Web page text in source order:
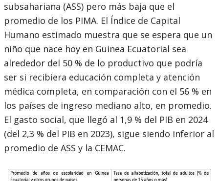
subsahariana (ASS) pero más baja que el
promedio de los PIMA. El Índice de Capital
Humano estimado muestra que se espera que un
niño que nace hoy en Guinea Ecuatorial sea
alrededor del 50 % de lo productivo que podría
ser si recibiera educación completa y atención
médica completa, en comparación con el 56 % en
los países de ingreso mediano alto, en promedio.
El gasto social, que llegó al 1,9 % del PIB en 2024
(del 2,3 % del PIB en 2023), sigue siendo inferior al
promedio de ASS y la CEMAC.